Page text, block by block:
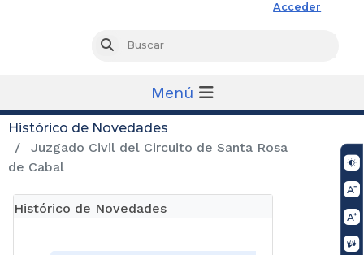
Acceder
Buscar
Menú
Histórico de Novedades
Juzgado Civil del Circuito de Santa Rosa
de Cabal
Histórico de Novedades